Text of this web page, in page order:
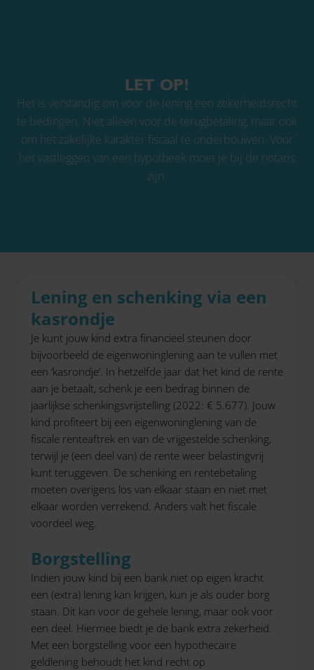
LET OP!
Het is verstandig om voor de lening een zekerheidsrecht
te bedingen. Niet alleen voor de terugbetaling, maar ook
om het zakelijke karakter fiscaal te onderbouwen. Voor
het vastleggen van een hypotheek moet je bij de notaris
zijn.
Lening en schenking via een
kasrondje
Je kunt jouw kind extra financieel steunen door
bijvoorbeeld de eigenwoninglening aan te vullen met
een ‘kasrondje’. In hetzelfde jaar dat het kind de rente
aan je betaalt, schenk je een bedrag binnen de
jaarlijkse schenkingsvrijstelling (2022: € 5.677). Jouw
kind profiteert bij een eigenwoninglening van de
fiscale renteaftrek en van de vrijgestelde schenking,
terwijl je (een deel van) de rente weer belastingvrij
kunt teruggeven. De schenking en rentebetaling
moeten overigens los van elkaar staan en niet met
elkaar worden verrekend. Anders valt het fiscale
voordeel weg.
Borgstelling
Indien jouw kind bij een bank niet op eigen kracht
een (extra) lening kan krijgen, kun je als ouder borg
staan. Dit kan voor de gehele lening, maar ook voor
een deel. Hiermee biedt je de bank extra zekerheid.
Met een borgstelling voor een hypothecaire
geldlening behoudt het kind recht op